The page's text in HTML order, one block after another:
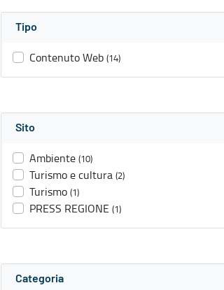
Tipo
Contenuto Web (14)
Sito
Ambiente (10)
Turismo e cultura (2)
Turismo (1)
PRESS REGIONE (1)
Categoria